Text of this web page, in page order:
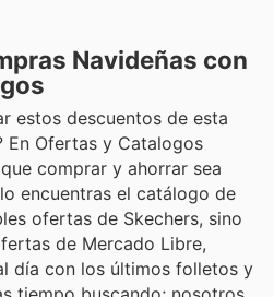
Navideñas con
estos descuentos de esta
En Ofertas y Catalogos
comprar y ahorrar sea
encuentras el catálogo de
ofertas de Skechers, sino
de Mercado Libre,
día con los últimos folletos y